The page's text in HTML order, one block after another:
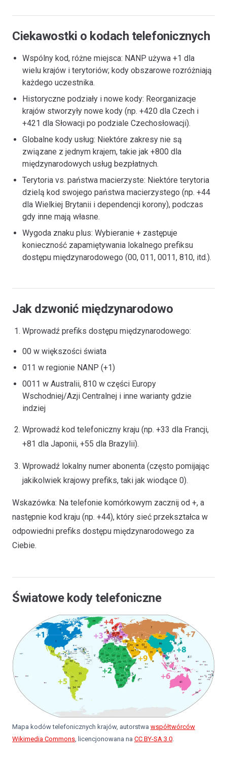
Ciekawostki o kodach telefonicznych
Wspólny kod, różne miejsca: NANP używa +1 dla
wielu krajów i terytoriów; kody obszarowe rozróżniają
każdego uczestnika.
Historyczne podziały i nowe kody: Reorganizacje
krajów stworzyły nowe kody (np. +420 dla Czech i
+421 dla Słowacji po podziale Czechosłowacji).
Globalne kody usług: Niektóre zakresy nie są
związane z jednym krajem, takie jak +800 dla
międzynarodowych usług bezpłatnych.
Terytoria vs. państwa macierzyste: Niektóre terytoria
dzielą kod swojego państwa macierzystego (np. +44
dla Wielkiej Brytanii i dependencji korony), podczas
gdy inne mają własne.
Wygoda znaku plus: Wybieranie + zastępuje
konieczność zapamiętywania lokalnego prefiksu
dostępu międzynarodowego (00, 011, 0011, 810, itd.).
Jak dzwonić międzynarodowo
Wprowadź prefiks dostępu międzynarodowego:
00 w większości świata
011 w regionie NANP (+1)
0011 w Australii, 810 w części Europy
Wschodniej/Azji Centralnej i inne warianty gdzie
indziej
Wprowadź kod telefoniczny kraju (np. +33 dla Francji,
+81 dla Japonii, +55 dla Brazylii).
Wprowadź lokalny numer abonenta (często pomijając
jakikolwiek krajowy prefiks, taki jak wiodące 0).
Wskazówka: Na telefonie komórkowym zacznij od +, a
następnie kod kraju (np. +44), który sieć przekształca w
odpowiedni prefiks dostępu międzynarodowego za
Ciebie.
Światowe kody telefoniczne
Mapa kodów telefonicznych krajów, autorstwa współtwórców
Wikimedia Commons, licencjonowana na CC BY-SA 3.0.